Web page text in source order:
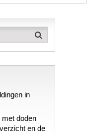
in
doden
en de